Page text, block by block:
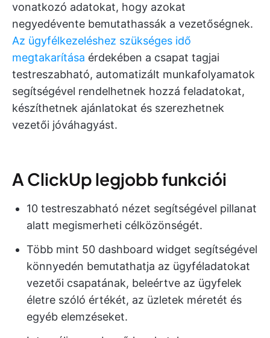
vonatkozó adatokat, hogy azokat
negyedévente bemutathassák a vezetőségnek.
Az ügyfélkezeléshez szükséges idő
megtakarítása érdekében a csapat tagjai
testreszabható, automatizált munkafolyamatok
segítségével rendelhetnek hozzá feladatokat,
készíthetnek ajánlatokat és szerezhetnek
vezetői jóváhagyást.
A ClickUp legjobb funkciói
10 testreszabható nézet segítségével pillanat
alatt megismerheti célközönségét.
Több mint 50 dashboard widget segítségével
könnyedén bemutathatja az ügyféladatokat
vezetői csapatának, beleértve az ügyfelek
életre szóló értékét, az üzletek méretét és
egyéb elemzéseket.